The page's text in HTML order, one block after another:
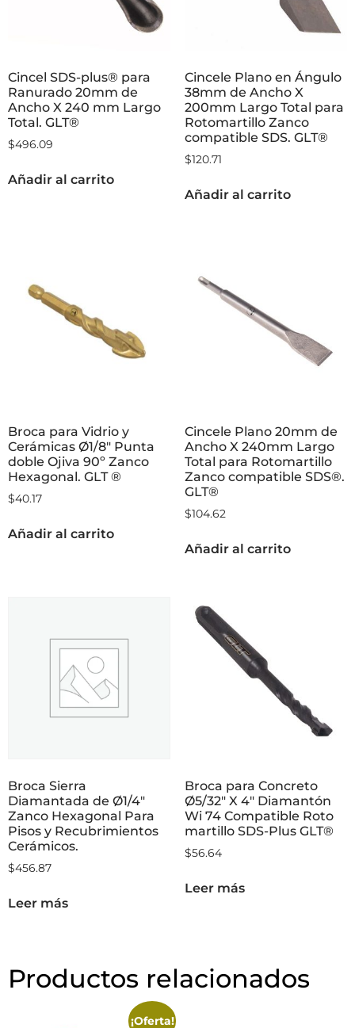
Cincel SDS-plus® para
Ranurado 20mm de
Ancho X 240 mm Largo
Total. GLT®
$496.09
Añadir al carrito
Cincele Plano en Ángulo
38mm de Ancho X
200mm Largo Total para
Rotomartillo Zanco
compatible SDS. GLT®
$120.71
Añadir al carrito
Broca para Vidrio y
Cerámicas Ø1/8″ Punta
doble Ojiva 90º Zanco
Hexagonal. GLT ®
$40.17
Añadir al carrito
Cincele Plano 20mm de
Ancho X 240mm Largo
Total para Rotomartillo
Zanco compatible SDS®.
GLT®
$104.62
Añadir al carrito
Broca Sierra
Diamantada de Ø1/4″
Zanco Hexagonal Para
Pisos y Recubrimientos
Cerámicos.
$456.87
Leer más
Broca para Concreto
Ø5/32″ X 4″ Diamantón
Wi 74 Compatible Roto
martillo SDS-Plus GLT®
$56.64
Leer más
Productos relacionados
¡Oferta!